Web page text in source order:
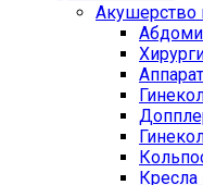
Акушерство
Кресла